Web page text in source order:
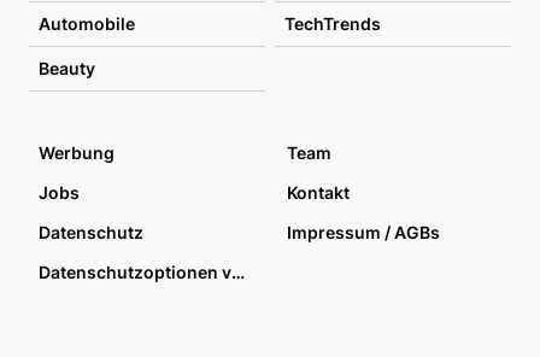
Automobile TechTrends
Beauty
Werbung
Team
Jobs
Kontakt
Datenschutz
Impressum / AGBs
Datenschutzoptionen verwalten